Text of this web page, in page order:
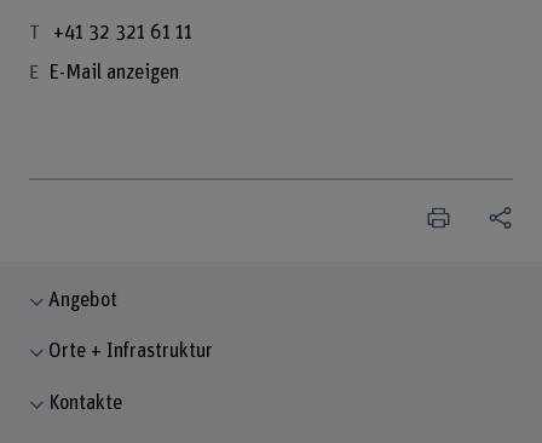
+41 32 321 61 11
E-Mail anzeigen
Angebot
Orte + Infrastruktur
Kontakte